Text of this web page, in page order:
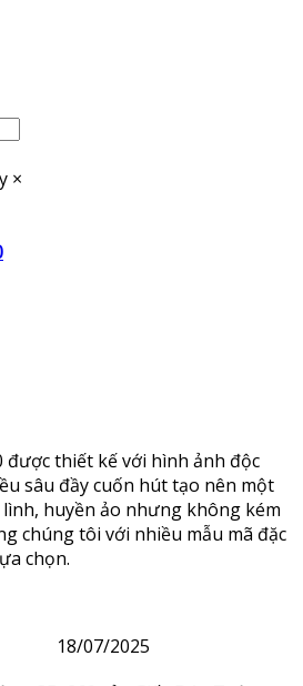
×
được thiết kế với hình ảnh độc
sâu đầy cuốn hút tạo nên một
huyền ảo nhưng không kém
chúng tôi với nhiều mẫu mã đặc
chọn.
18/07/2025